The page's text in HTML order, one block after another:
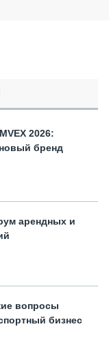
2026:
бренд
арендных и
вопросы
бизнес